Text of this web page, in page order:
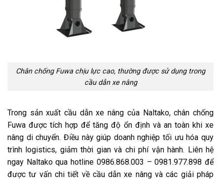
Chân chống Fuwa chịu lực cao, thường được sử dụng trong
cầu dẫn xe nâng
Trong sản xuất cầu dẫn xe nâng của Naltako, chân chống
Fuwa được tích hợp để tăng độ ổn định và an toàn khi xe
nâng di chuyển. Điều này giúp doanh nghiệp tối ưu hóa quy
trình logistics, giảm thời gian và chi phí vận hành. Liên hệ
ngay Naltako qua hotline 0986.868.003 – 0981.977.898 để
được tư vấn chi tiết về cầu dẫn xe nâng và các giải pháp